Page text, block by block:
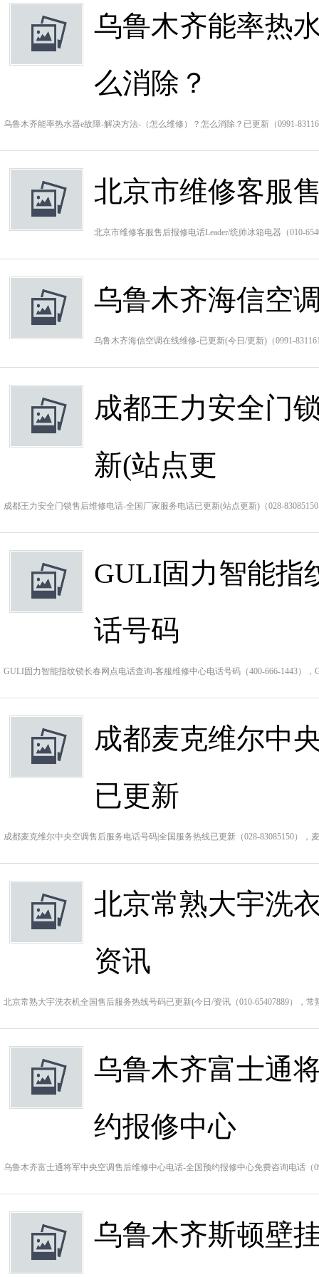
乌鲁木齐能率热
么消除？
乌鲁木齐能率热水器e故障-解决方法-（怎么维修）？怎么消除？已更新（0991-
北京市维修客服
北京市维修客服售后报修电话Leader/统帅冰箱电器（010-
乌鲁木齐海信空
乌鲁木齐海信空调在线维修-已更新(今日/更新)（0991-
成都王力安全门
新(站点更
成都王力安全门锁售后维修电话-全国厂家服务电话已更新(站点更新)（028-
GULI固力智能指
话号码
GULI固力智能指纹锁长春网点电话查询-客服维修中心电话号码（400-666-1443）
成都麦克维尔中
已更新
成都麦克维尔中央空调售后服务电话号码|全国服务热线已更新（028-83085150），
北京常熟大宇洗
资讯
北京常熟大宇洗衣机全国售后服务热线号码已更新(今日/资讯（010-65407889），
乌鲁木齐富士通
约报修中心
乌鲁木齐富士通将军中央空调售后维修中心电话-全国预约报修中心免费咨询电话（
乌鲁木齐斯顿壁